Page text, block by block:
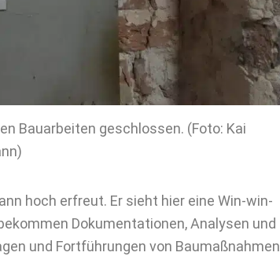
Bauarbeiten geschlossen. (Foto: Kai
hoch erfreut. Er sieht hier eine Win-win-
Dokumentationen, Analysen und
und Fortführungen von Baumaßnahmen